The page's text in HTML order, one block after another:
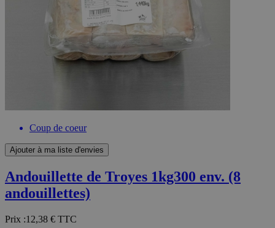
Coup de coeur
Ajouter à ma liste d'envies
Andouillette de Troyes 1kg300 env. (8
andouillettes)
Prix :12,38 € TTC